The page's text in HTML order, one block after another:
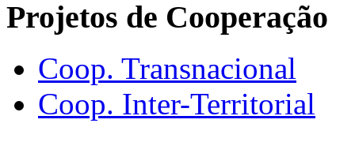
Projetos de Cooperação
Coop. Transnacional
Coop. Inter-Territorial